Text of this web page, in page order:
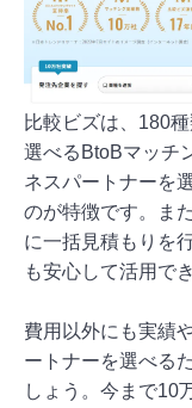
比較ビズは、180
選べるBtoBマッチ
ネスパートナーを
のが特徴です。ま
に一括見積もりを
も安心して活用で
費用以外にも実績
ートナーを選べる
しょう。今まで10